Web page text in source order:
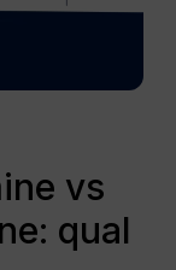
vs
qual